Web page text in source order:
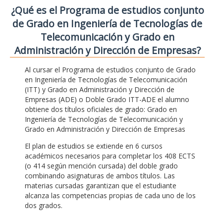
¿Qué es el Programa de estudios conjunto
de Grado en Ingeniería de Tecnologías de
Telecomunicación y Grado en
Administración y Dirección de Empresas?
Al cursar el Programa de estudios conjunto de Grado
en Ingeniería de Tecnologías de Telecomunicación
(ITT) y Grado en Administración y Dirección de
Empresas (ADE) o Doble Grado ITT-ADE el alumno
obtiene dos títulos oficiales de grado: Grado en
Ingeniería de Tecnologías de Telecomunicación y
Grado en Administración y Dirección de Empresas
El plan de estudios se extiende en 6 cursos
académicos necesarios para completar los 408 ECTS
(o 414 según mención cursada) del doble grado
combinando asignaturas de ambos títulos. Las
materias cursadas garantizan que el estudiante
alcanza las competencias propias de cada uno de los
dos grados.